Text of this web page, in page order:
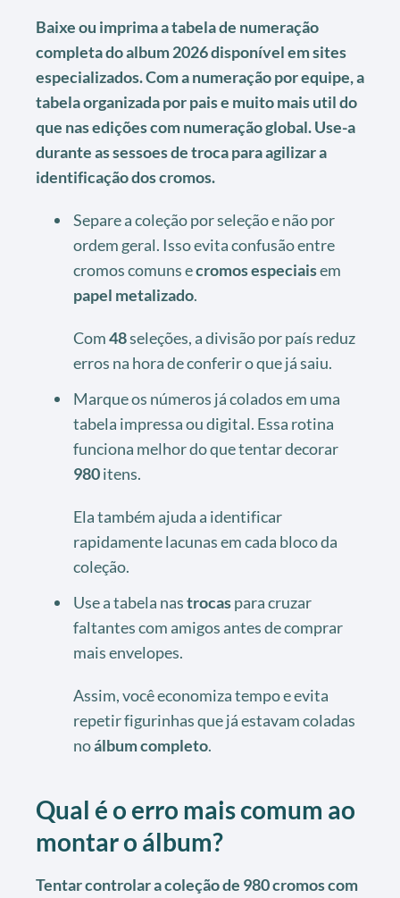
Baixe ou imprima a tabela de numeração
completa do album 2026 disponível em sites
especializados. Com a numeração por equipe, a
tabela organizada por pais e muito mais util do
que nas edições com numeração global. Use-a
durante as sessoes de troca para agilizar a
identificação dos cromos.
Separe a coleção por seleção e não por
ordem geral. Isso evita confusão entre
cromos comuns ecromos especiaisem
papel metalizado.
Com48seleções, a divisão por país reduz
erros na hora de conferir o que já saiu.
Marque os números já colados em uma
tabela impressa ou digital. Essa rotina
funciona melhor do que tentar decorar
980itens.
Ela também ajuda a identificar
rapidamente lacunas em cada bloco da
coleção.
Use a tabela nastrocaspara cruzar
faltantes com amigos antes de comprar
mais envelopes.
Assim, você economiza tempo e evita
repetir figurinhas que já estavam coladas
noálbum completo.
Qual é o erro mais comum ao
montar o álbum?
Tentar controlar a coleção de 980 cromos com